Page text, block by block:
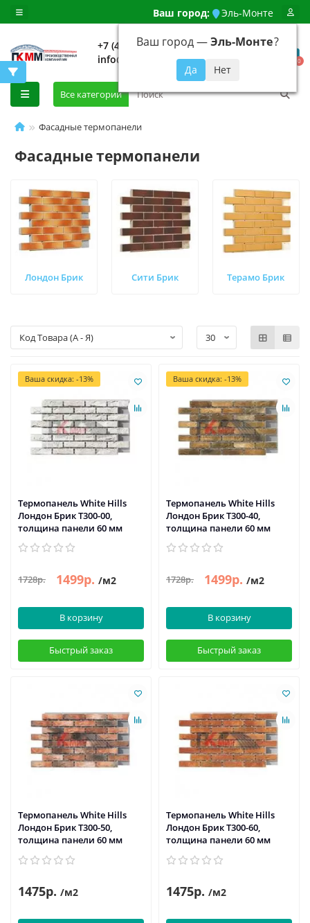
Ваш город: Эль-Монте
Ваш город —Эль-Монте?
+7 (499) 648-92-94
info@evroshtaketnikmoskva.ru
0
Все категории
Фасадные термопанели
Фасадные термопанели
Лондон Брик Сити Брик Терамо Брик
Ваша скидка: -13%
Термопанель White Hills
Лондон Брик Т300-00,
толщина панели 60 мм
1728р. 1499р. /м2
В корзину
Быстрый заказ
Ваша скидка: -13%
Термопанель White Hills
Лондон Брик Т300-40,
толщина панели 60 мм
1728р. 1499р. /м2
В корзину
Быстрый заказ
Термопанель White Hills
Лондон Брик Т300-50,
толщина панели 60 мм
1475р. /м2
Термопанель White Hills
Лондон Брик Т300-60,
толщина панели 60 мм
1475р. /м2